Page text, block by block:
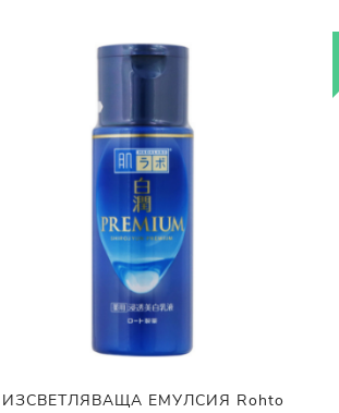
ИЗСВЕТЛЯВАЩА ЕМУЛСИЯ Rohto